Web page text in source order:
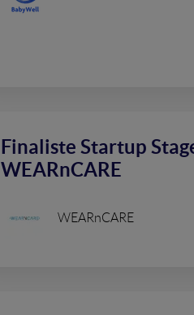
Finaliste Startup
WEARnCARE
WEARnCARE